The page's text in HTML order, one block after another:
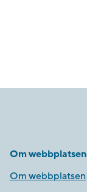
Om webbplatsen
Om webbplatsen